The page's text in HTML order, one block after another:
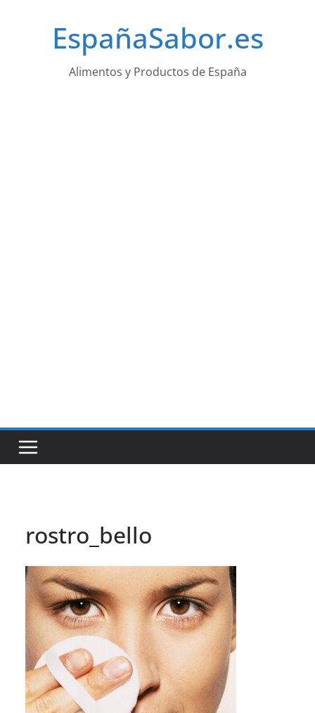
EspañaSabor.es
Alimentos y Productos de España
rostro_bello